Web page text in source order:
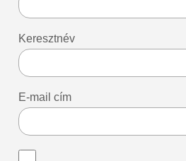
Keresztnév
E-mail cím